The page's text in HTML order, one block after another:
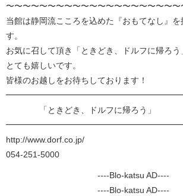
〜〜〜〜〜〜〜〜〜〜〜〜〜〜〜〜〜〜〜〜〜
当館は静岡流こころを込めた『おもてなし』
す。
お気に召して頂き「ときどき、ドルフに帰ろ
とても嬉しいです。
皆様のお越しをお待ちしております！
「ときどき、ドルフに帰ろう」
http://www.dorf.co.jp/
054-251-5000
----Blo-katsu AD----
----Blo-katsu AD----